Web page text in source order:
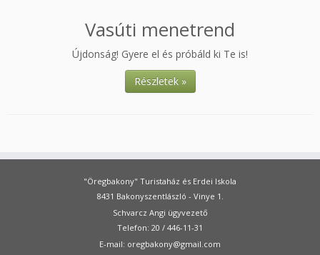
Vasúti menetrend
Újdonság! Gyere el és próbáld ki Te is!
Részletek »
"Öregbakony" Turistaház és Erdei Iskola
8431 Bakonyszentlászló - Vinye 1.
Schvarcz Angi ügyvezető
Telefon: 20 / 446-11-31
E-mail: oregbakony@gmail.com